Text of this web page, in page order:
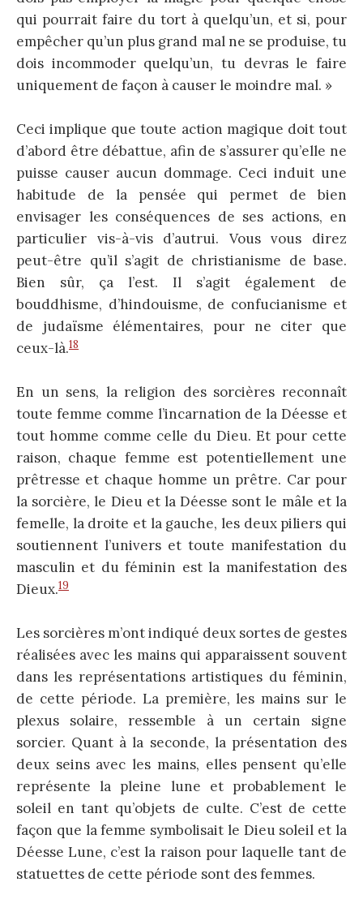
qui pourrait faire du tort à quelqu’un, et si, pour
empêcher qu’un plus grand mal ne se produise, tu
dois incommoder quelqu’un, tu devras le faire
uniquement de façon à causer le moindre mal. »
Ceci implique que toute action magique doit tout
d’abord être débattue, afin de s’assurer qu’elle ne
puisse causer aucun dommage. Ceci induit une
habitude de la pensée qui permet de bien
envisager les conséquences de ses actions, en
particulier vis-à-vis d’autrui. Vous vous direz
peut-être qu’il s’agit de christianisme de base.
Bien sûr, ça l’est. Il s’agit également de
bouddhisme, d’hindouisme, de confucianisme et
de judaïsme élémentaires, pour ne citer que
ceux-là.18
En un sens, la religion des sorcières reconnaît
toute femme comme l’incarnation de la Déesse et
tout homme comme celle du Dieu. Et pour cette
raison, chaque femme est potentiellement une
prêtresse et chaque homme un prêtre. Car pour
la sorcière, le Dieu et la Déesse sont le mâle et la
femelle, la droite et la gauche, les deux piliers qui
soutiennent l’univers et toute manifestation du
masculin et du féminin est la manifestation des
Dieux.19
Les sorcières m’ont indiqué deux sortes de gestes
réalisées avec les mains qui apparaissent souvent
dans les représentations artistiques du féminin,
de cette période. La première, les mains sur le
plexus solaire, ressemble à un certain signe
sorcier. Quant à la seconde, la présentation des
deux seins avec les mains, elles pensent qu’elle
représente la pleine lune et probablement le
soleil en tant qu’objets de culte. C’est de cette
façon que la femme symbolisait le Dieu soleil et la
Déesse Lune, c’est la raison pour laquelle tant de
statuettes de cette période sont des femmes.